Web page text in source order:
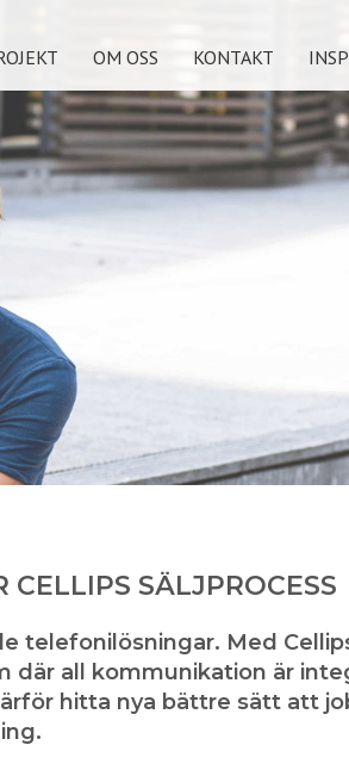
OM OSS KONTAKT
SÄLJPROCESS
telefonilösningar. Med
all kommunikation är
hitta nya bättre sätt att